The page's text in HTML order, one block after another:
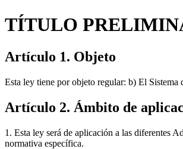
TÍTULO
Artículo 1. Objeto
Esta ley tiene por objeto regular: b) El
Artículo 2. Ámbito de
1. Esta ley será de aplicación a las diferentes
normativa específica.